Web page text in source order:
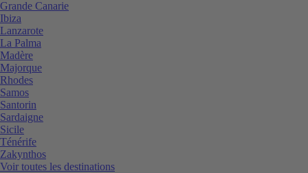
Grande Canarie
Ibiza
Lanzarote
La Palma
Madère
Majorque
Rhodes
Samos
Santorin
Sardaigne
Sicile
Ténérife
Zakynthos
Voir toutes les destinations